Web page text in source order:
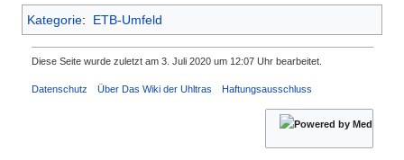
Kategorie: ETB-Umfeld
Diese Seite wurde zuletzt am 3. Juli 2020 um 12:07 Uhr bearbeitet.
Datenschutz Über Das Wiki der Uhltras Haftungsausschluss